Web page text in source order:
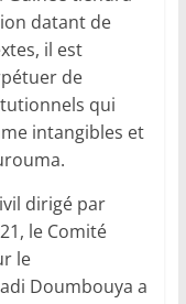
datant de
il est
de
qui
intangibles et
dirigé par
le Comité
le
Doumbouya a